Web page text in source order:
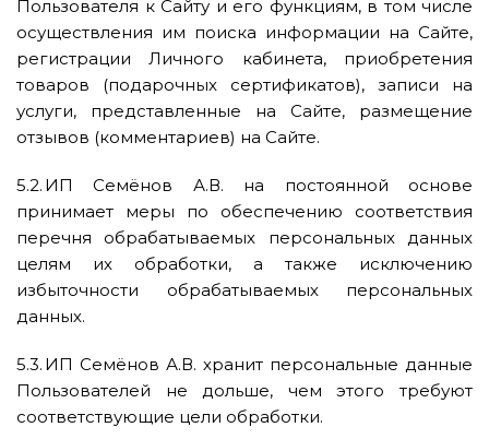
Пользователя к Сайту и его функциям, в том числе
осуществления им поиска информации на Сайте,
регистрации Личного кабинета, приобретения
товаров (подарочных сертификатов), записи на
услуги, представленные на Сайте, размещение
отзывов (комментариев) на Сайте.
5.2. ИП Семёнов А.В. на постоянной основе
принимает меры по обеспечению соответствия
перечня обрабатываемых персональных данных
целям их обработки, а также исключению
избыточности обрабатываемых персональных
данных.
5.3. ИП Семёнов А.В. хранит персональные данные
Пользователей не дольше, чем этого требуют
соответствующие цели обработки.